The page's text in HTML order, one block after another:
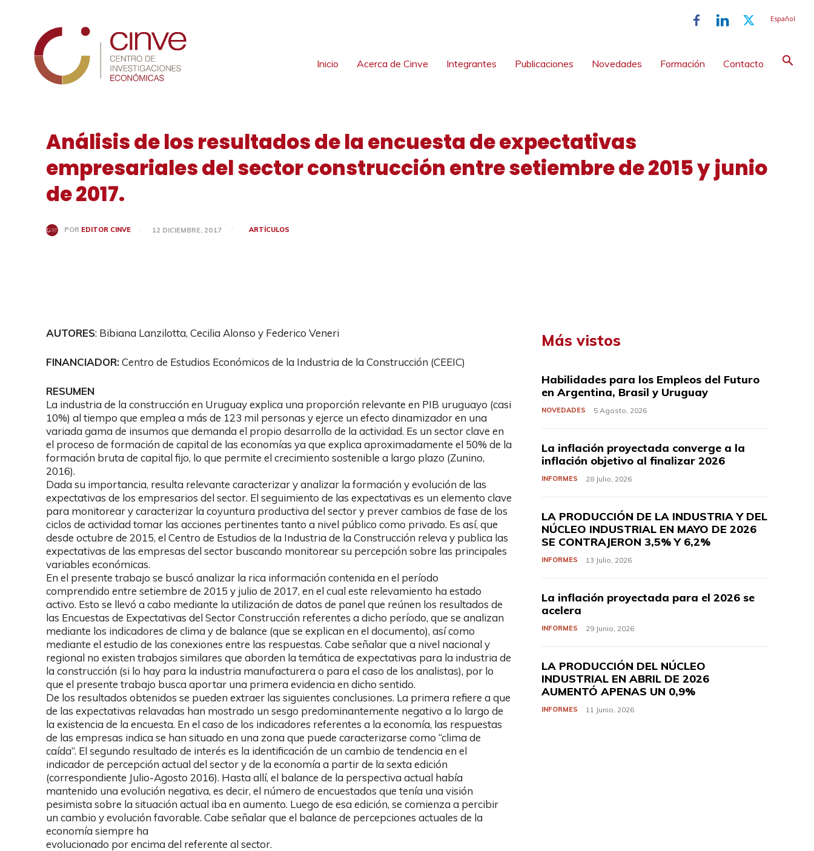
Español
Inicio Acerca de Cinve Integrantes Publicaciones Novedades Formación Contacto
Análisis de los resultados de la encuesta de expectativas
empresariales del sector construcción entre setiembre de 2015 y junio
de 2017.
POR EDITOR CINVE 12 DICIEMBRE, 2017 ARTÍCULOS
AUTORES: Bibiana Lanzilotta, Cecilia Alonso y Federico Veneri
FINANCIADOR:Centro de Estudios Económicos de la Industria de la Construcción (CEEIC)
RESUMEN
La industria de la construcción en Uruguay explica una proporción relevante en PIB uruguayo (casi
10%) al tiempo que emplea a más de 123 mil personas y ejerce un efecto dinamizador en una
variada gama de insumos que demanda el propio desarrollo de la actividad. Es un sector clave en
el proceso de formación de capital de las economías ya que explica aproximadamente el 50% de la
formación bruta de capital fijo, lo que permite el crecimiento sostenible a largo plazo (Zunino,
2016).
Dada su importancia, resulta relevante caracterizar y analizar la formación y evolución de las
expectativas de los empresarios del sector. El seguimiento de las expectativas es un elemento clave
para monitorear y caracterizar la coyuntura productiva del sector y prever cambios de fase de los
ciclos de actividad tomar las acciones pertinentes tanto a nivel público como privado. Es así, que
desde octubre de 2015, el Centro de Estudios de la Industria de la Construcción releva y publica las
expectativas de las empresas del sector buscando monitorear su percepción sobre las principales
variables económicas.
En el presente trabajo se buscó analizar la rica información contenida en el período
comprendido entre setiembre de 2015 y julio de 2017, en el cual este relevamiento ha estado
activo. Esto se llevó a cabo mediante la utilización de datos de panel que reúnen los resultados de
las Encuestas de Expectativas del Sector Construcción referentes a dicho período, que se analizan
mediante los indicadores de clima y de balance (que se explican en el documento), así como
mediante el estudio de las conexiones entre las respuestas. Cabe señalar que a nivel nacional y
regional no existen trabajos similares que aborden la temática de expectativas para la industria de
la construcción (si lo hay para la industria manufacturera o para el caso de los analistas), por lo
que el presente trabajo busca aportar una primera evidencia en dicho sentido.
De los resultados obtenidos se pueden extraer las siguientes conclusiones. La primera refiere a que
de las expectativas relavadas han mostrado un sesgo predominantemente negativo a lo largo de
la existencia de la encuesta. En el caso de los indicadores referentes a la economía, las respuestas
de las empresas indica se han situado en una zona que puede caracterizarse como “clima de
caída”. El segundo resultado de interés es la identificación de un cambio de tendencia en el
indicador de percepción actual del sector y de la economía a partir de la sexta edición
(correspondiente Julio-Agosto 2016). Hasta allí, el balance de la perspectiva actual había
mantenido una evolución negativa, es decir, el número de encuestados que tenía una visión
pesimista sobre la situación actual iba en aumento. Luego de esa edición, se comienza a percibir
un cambio y evolución favorable. Cabe señalar que el balance de percepciones actuales de la
economía siempre ha
evolucionado por encima del referente al sector.
Más vistos
Habilidades para los Empleos del Futuro
en Argentina, Brasil y Uruguay
NOVEDADES 5 Agosto, 2026
La inflación proyectada converge a la
inflación objetivo al finalizar 2026
INFORMES 28 Julio, 2026
LA PRODUCCIÓN DE LA INDUSTRIA Y DEL
NÚCLEO INDUSTRIAL EN MAYO DE 2026
SE CONTRAJERON 3,5% Y 6,2%
INFORMES 13 Julio, 2026
La inflación proyectada para el 2026 se
acelera
INFORMES 29 Junio, 2026
LA PRODUCCIÓN DEL NÚCLEO
INDUSTRIAL EN ABRIL DE 2026
AUMENTÓ APENAS UN 0,9%
INFORMES 11 Junio, 2026